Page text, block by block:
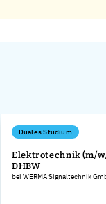
Duales Studium
Elektrotechnik (m/
DHBW
bei WERMA Signaltechnik